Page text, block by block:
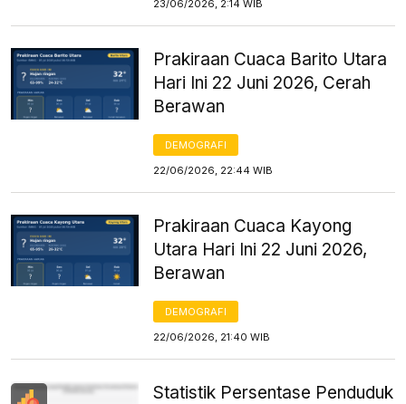
23/06/2026, 2:14 WIB
Prakiraan Cuaca Barito Utara
Hari Ini 22 Juni 2026, Cerah
Berawan
DEMOGRAFI
22/06/2026, 22:44 WIB
Prakiraan Cuaca Kayong
Utara Hari Ini 22 Juni 2026,
Berawan
DEMOGRAFI
22/06/2026, 21:40 WIB
Statistik Persentase Penduduk